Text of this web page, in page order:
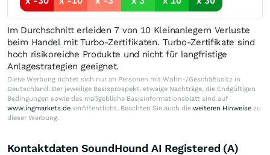
Im Durchschnitt erleiden 7 von 10 Kleinanlegern Verluste
beim Handel mit Turbo-Zertifikaten. Turbo-Zertifikate sind
hoch risikoreiche Produkte und nicht für langfristige
Anlagestrategien geeignet.
Diese Werbung richtet sich nur an Personen mit Wohn-/Geschäftssitz in
Deutschland. Der jeweilige Basisprospekt, etwaige Nachträge, die Endgültigen
Bedingungen sowie das maßgebliche Basisinformationsblatt sind auf
www.ingmarkets.de veröffentlicht. Beachten Sie auch die weiteren Hinweise zu
dieser Werbung.
Kontaktdaten SoundHound AI Registered (A)